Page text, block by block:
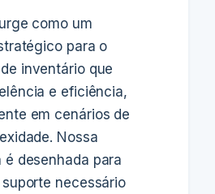
como um
para o
inventário que
e eficiência,
em cenários de
Nossa
é desenhada para
necessário